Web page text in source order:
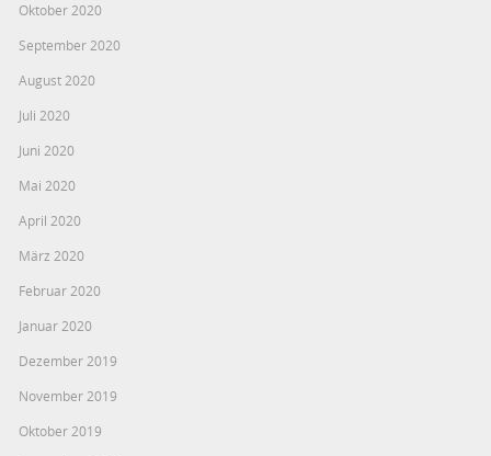
Oktober 2020
September 2020
August 2020
Juli 2020
Juni 2020
Mai 2020
April 2020
März 2020
Februar 2020
Januar 2020
Dezember 2019
November 2019
Oktober 2019